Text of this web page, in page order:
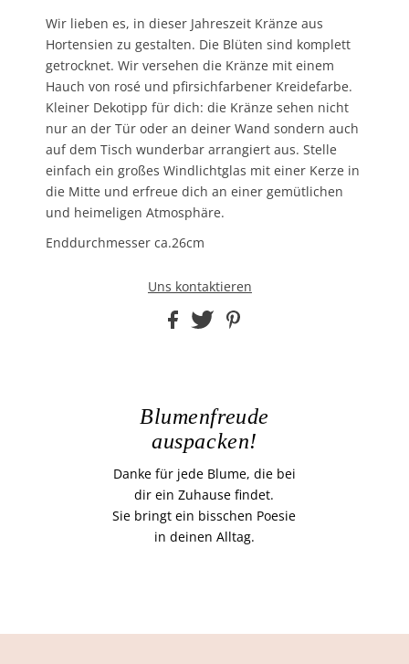
Wir lieben es, in dieser Jahreszeit Kränze aus
Hortensien zu gestalten. Die Blüten sind komplett
getrocknet. Wir versehen die Kränze mit einem
Hauch von rosé und pfirsichfarbener Kreidefarbe.
Kleiner Dekotipp für dich: die Kränze sehen nicht
nur an der Tür oder an deiner Wand sondern auch
auf dem Tisch wunderbar arrangiert aus. Stelle
einfach ein großes Windlichtglas mit einer Kerze in
die Mitte und erfreue dich an einer gemütlichen
und heimeligen Atmosphäre.
Enddurchmesser ca.26cm
Uns kontaktieren
Blumenfreude
auspacken!
Danke für jede Blume, die bei
dir ein Zuhause findet.
Sie bringt ein bisschen Poesie
in deinen Alltag.